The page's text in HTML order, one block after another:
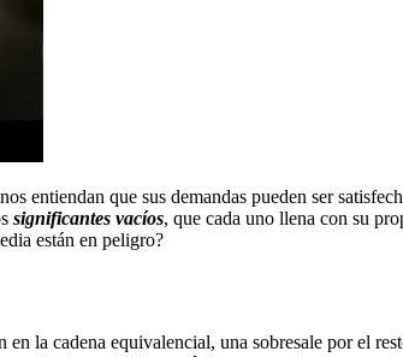
entiendan que sus demandas pueden ser
significantes vacíos, que cada uno llena con su
están en peligro?
la cadena equivalencial, una sobresale por el